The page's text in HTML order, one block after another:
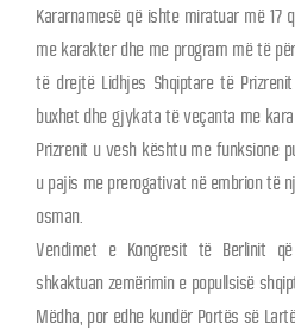
Kararnamesë që ishte miratuar më 17
me karakter dhe me program më të
të drejtë Lidhjes Shqiptare të
buxhet dhe gjykata të veçanta me
Prizrenit u vesh kështu me funksione
u pajis me prerogativat në embrion të
osman.
Vendimet e Kongresit të Berlinit
shkaktuan zemërimin e popullsisë
Mëdha, por edhe kundër Portës së